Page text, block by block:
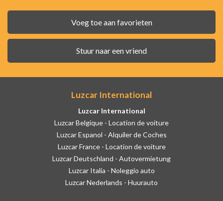
Voeg toe aan favorieten
Stuur naar een vriend
Luzcar International
Luzcar International
Luzcar Belgique - Location de voiture
Luzcar Espanol - Alquiler de Coches
Luzcar France - Location de voiture
Luzcar Deutschland - Autovermietung
Luzcar Italia - Noleggio auto
Luzcar Nederlands - Huurauto